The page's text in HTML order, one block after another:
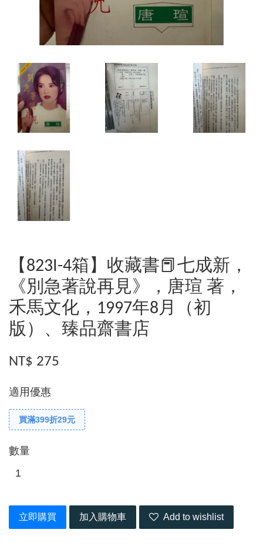
【823I-4箱】收藏書📕七成新，
《別急著說再見》，唐瑄 著，
禾馬文化，1997年8月（初
版）、臻品齋書店
NT$ 275
適用優惠
買滿399折29元
數量
立即購買 加入購物車 Add to wishlist